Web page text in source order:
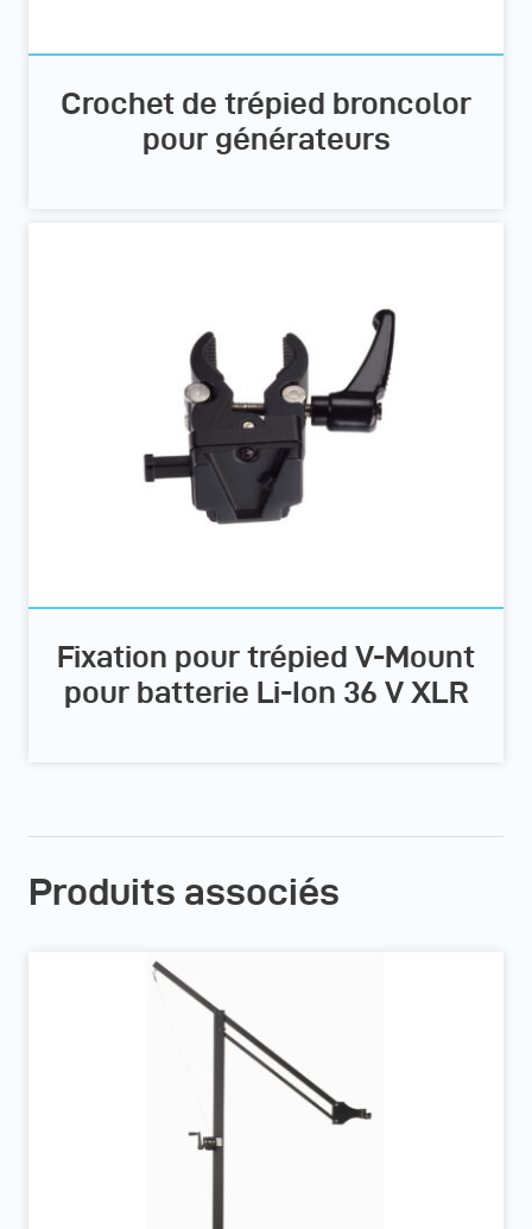
Crochet de trépied broncolor
pour générateurs
Fixation pour trépied V-Mount
pour batterie Li-Ion 36 V XLR
Produits associés